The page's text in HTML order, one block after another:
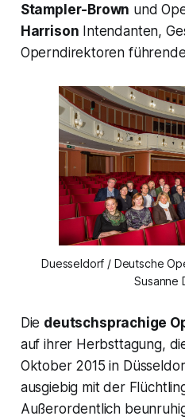
Stampler-Brown und
Harrison Intendanten,
Operndirektoren
Duesseldorf / Deutsche
Susanne
Die deutschsprachige
auf ihrer Herbsttagung,
Oktober 2015 in
ausgiebig mit der
Außerordentlich